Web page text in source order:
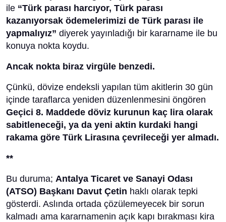
ile “Türk parası harcıyor, Türk parası
kazanıyorsak ödemelerimizi de Türk parası ile
yapmalıyız” diyerek yayınladığı bir kararname ile bu
konuya nokta koydu.
Ancak nokta biraz virgüle benzedi.
Çünkü, dövize endeksli yapılan tüm akitlerin 30 gün
içinde taraflarca yeniden düzenlenmesini öngören
Geçici 8. Maddede döviz kurunun kaç lira olarak
sabitleneceği, ya da yeni aktin kurdaki hangi
rakama göre Türk Lirasına çevrileceği yer almadı.
**
Bu duruma; Antalya Ticaret ve Sanayi Odası
(ATSO) Başkanı Davut Çetin haklı olarak tepki
gösterdi. Aslında ortada çözülemeyecek bir sorun
kalmadı ama kararnamenin açık kapı bırakması kira